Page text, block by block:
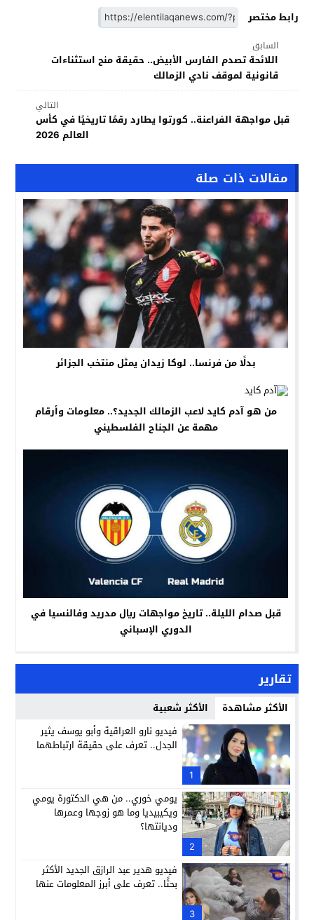
رابط مختصر
السابق
اللائحة تصدم الفارس الأبيض.. حقيقة منح استثناءات
قانونية لموقف نادي الزمالك
التالي
قبل مواجهة الفراعنة.. كورتوا يطارد رقمًا تاريخيًا في كأس
العالم 2026
مقالات ذات صلة
بدلًا من فرنسا.. لوكا زيدان يمثل منتخب الجزائر
من هو آدم كايد لاعب الزمالك الجديد؟.. معلومات وأرقام
مهمة عن الجناح الفلسطيني
قبل صدام الليلة.. تاريخ مواجهات ريال مدريد وفالنسيا في
الدوري الإسباني
تقارير
الأكثر مشاهدة الأكثر شعبية
1
فيديو نارو العراقية وأبو يوسف يثير
الجدل.. تعرف على حقيقة ارتباطهما
2
يومي خوري.. من هي الدكتورة يومي
ويكيبيديا وما هو زوجها وعمرها
وديانتها؟
3
فيديو هدير عبد الرازق الجديد الأكثر
بحثًا.. تعرف على أبرز المعلومات عنها